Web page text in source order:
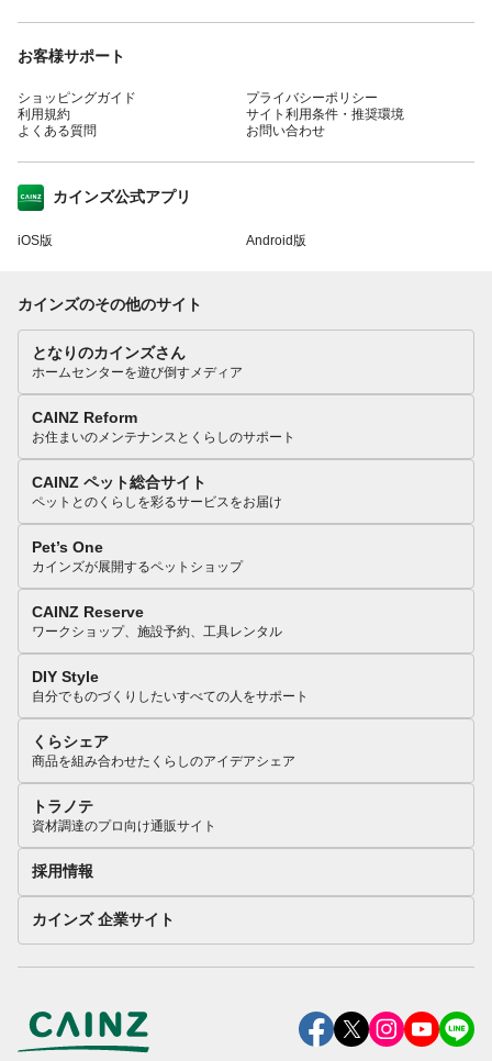
お客様サポート
ショッピングガイド
利用規約
よくある質問
プライバシーポリシー
サイト利用条件・推奨環境
お問い合わせ
カインズ公式アプリ
iOS版 Android版
カインズのその他のサイト
となりのカインズさん
ホームセンターを遊び倒すメディア
CAINZ Reform
お住まいのメンテナンスとくらしのサポート
CAINZ ペット総合サイト
ペットとのくらしを彩るサービスをお届け
Pet’s One
カインズが展開するペットショップ
CAINZ Reserve
ワークショップ、施設予約、工具レンタル
DIY Style
自分でものづくりしたいすべての人をサポート
くらシェア
商品を組み合わせたくらしのアイデアシェア
トラノテ
資材調達のプロ向け通販サイト
採用情報
カインズ 企業サイト